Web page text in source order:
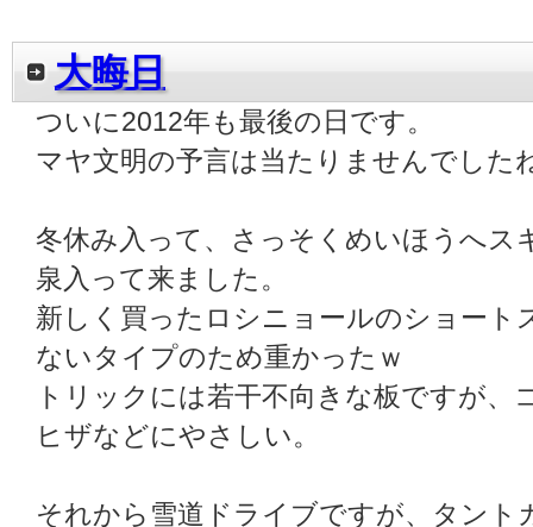
大晦日
ついに2012年も最後の日です。
マヤ文明の予言は当たりませんでした
冬休み入って、さっそくめいほうへス
泉入って来ました。
新しく買ったロシニョールのショート
ないタイプのため重かったｗ
トリックには若干不向きな板ですが
ヒザなどにやさしい。
それから雪道ドライブですが、タン